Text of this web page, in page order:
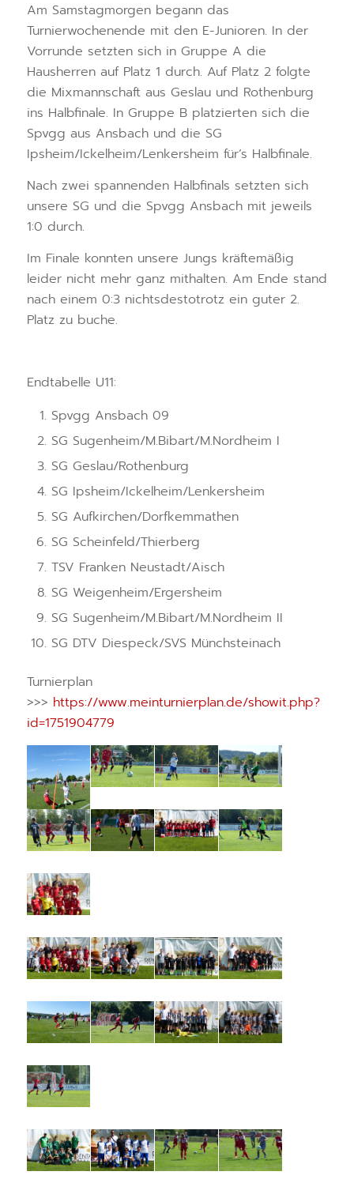
Am Samstagmorgen begann das
Turnierwochenende mit den E-Junioren. In der
Vorrunde setzten sich in Gruppe A die
Hausherren auf Platz 1 durch. Auf Platz 2 folgte
die Mixmannschaft aus Geslau und Rothenburg
ins Halbfinale. In Gruppe B platzierten sich die
Spvgg aus Ansbach und die SG
Ipsheim/Ickelheim/Lenkersheim für’s Halbfinale.
Nach zwei spannenden Halbfinals setzten sich
unsere SG und die Spvgg Ansbach mit jeweils
1:0 durch.
Im Finale konnten unsere Jungs kräftemäßig
leider nicht mehr ganz mithalten. Am Ende stand
nach einem 0:3 nichtsdestotrotz ein guter 2.
Platz zu buche.
Endtabelle U11:
Spvgg Ansbach 09
SG Sugenheim/M.Bibart/M.Nordheim I
SG Geslau/Rothenburg
SG Ipsheim/Ickelheim/Lenkersheim
SG Aufkirchen/Dorfkemmathen
SG Scheinfeld/Thierberg
TSV Franken Neustadt/Aisch
SG Weigenheim/Ergersheim
SG Sugenheim/M.Bibart/M.Nordheim II
SG DTV Diespeck/SVS Münchsteinach
Turnierplan
>>> https://www.meinturnierplan.de/showit.php?
id=1751904779